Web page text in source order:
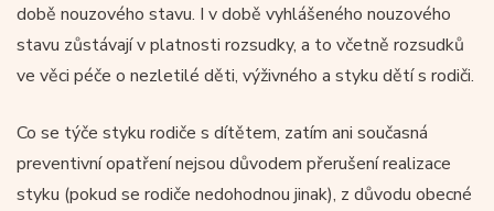
době nouzového stavu. I v době vyhlášeného nouzového
stavu zůstávají v platnosti rozsudky, a to včetně rozsudků
ve věci péče o nezletilé děti, výživného a styku dětí s rodiči.
Co se týče styku rodiče s dítětem, zatím ani současná
preventivní opatření nejsou důvodem přerušení realizace
styku (pokud se rodiče nedohodnou jinak), z důvodu obecné